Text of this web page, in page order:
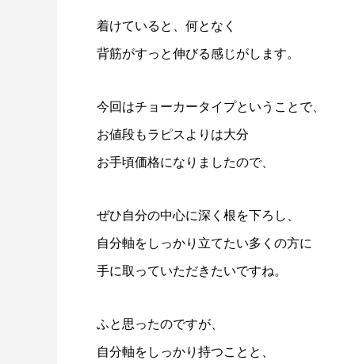
着けていると、何となく
背筋がすっと伸びる感じがします。
今回はチョーカータイプということで、
お値段もラピスよりは大分
お手頃価格になりましたので、
ぜひ自分の中心に深く根を下ろし、
自分軸をしっかり立てたい多くの方に
手に取っていただきたいですね。
ふと思ったのですが、
自分軸をしっかり持つことと、